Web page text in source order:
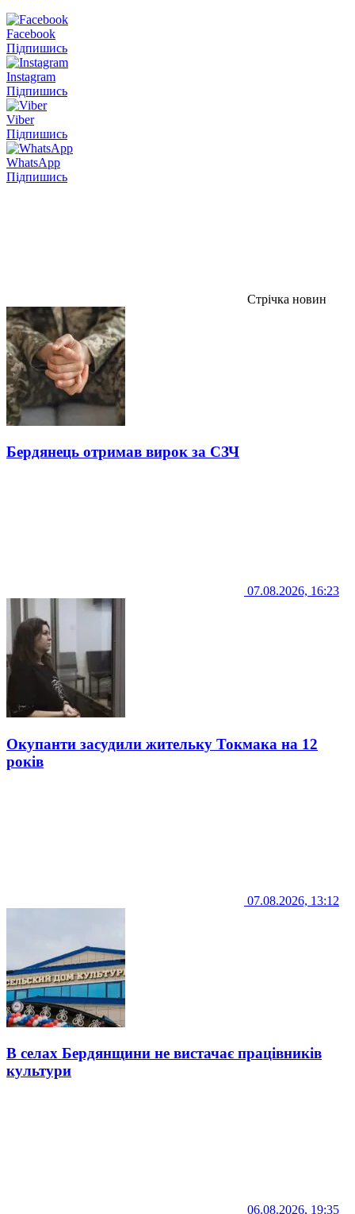
Facebook
Підпишись
Instagram
Підпишись
Viber
Підпишись
WhatsApp
Підпишись
Стрічка новин
Бердянець отримав вирок за СЗЧ
07.08.2026, 16:23
Окупанти засудили жительку Токмака на 12
років
07.08.2026, 13:12
В селах Бердянщини не вистачає працівників
культури
06.08.2026, 19:35